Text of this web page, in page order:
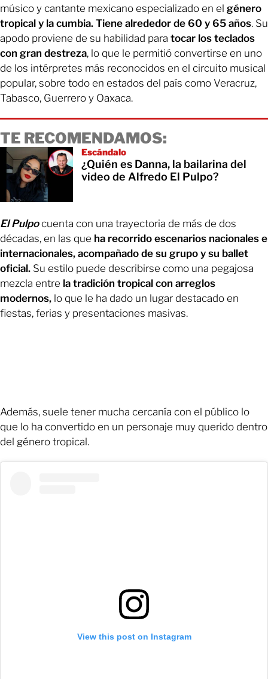
músico y cantante mexicano especializado en el género
tropical y la cumbia. Tiene alrededor de 60 y 65 años. Su
apodo proviene de su habilidad para tocar los teclados
con gran destreza, lo que le permitió convertirse en uno
de los intérpretes más reconocidos en el circuito musical
popular, sobre todo en estados del país como Veracruz,
Tabasco, Guerrero y Oaxaca.
TE RECOMENDAMOS:
Escándalo
¿Quién es Danna, la bailarina del
video de Alfredo El Pulpo?
El Pulpocuenta con una trayectoria de más de dos
décadas, en las que ha recorrido escenarios nacionales e
internacionales, acompañado de su grupo y su ballet
oficial. Su estilo puede describirse como una pegajosa
mezcla entre la tradición tropical con arreglos
modernos, lo que le ha dado un lugar destacado en
fiestas, ferias y presentaciones masivas.
Además, suele tener mucha cercanía con el público lo
que lo ha convertido en un personaje muy querido dentro
del género tropical.
View this post on Instagram